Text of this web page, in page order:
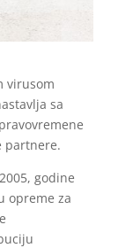
virusom
sa
partnere.
godine
opreme za